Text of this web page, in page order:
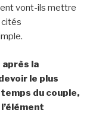
vont-ils mettre
après la
le plus
du couple,